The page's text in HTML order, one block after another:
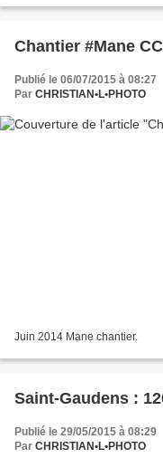
Chantier #Mane
Publié le 06/07/2015 à 08:27
Par CHRISTIAN•L•PHOTO
Juin 2014 Mane chantier.
Saint-Gaudens :
Publié le 29/05/2015 à 08:29
Par CHRISTIAN•L•PHOTO